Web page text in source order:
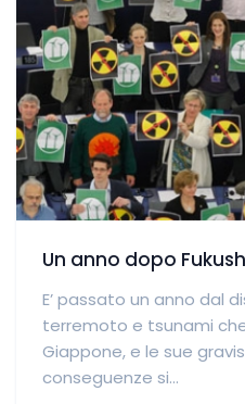
Un anno dopo
E’ passato un anno dal
terremoto e tsunami
Giappone, e le sue
conseguenze si...